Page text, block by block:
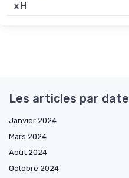
x H
Les articles par date
Janvier 2024
Mars 2024
Août 2024
Octobre 2024